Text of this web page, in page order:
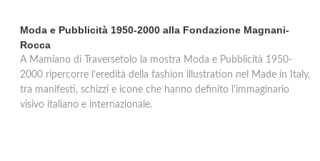
Moda e Pubblicità 1950-2000 alla Fondazione Magnani-
Rocca
A Mamiano di Traversetolo la mostra Moda e Pubblicità 1950-
2000 ripercorre l’eredità della fashion illustration nel Made in Italy,
tra manifesti, schizzi e icone che hanno definito l’immaginario
visivo italiano e internazionale.